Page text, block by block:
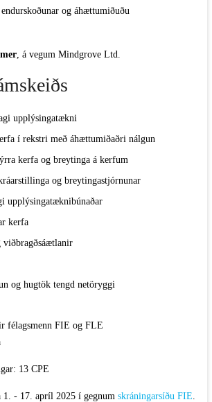
og áhættumiðuðu
, á vegum Mindgrove Ltd.
upplýsingatækni
í rekstri með áhættumiðaðri nálgun
kerfa og breytinga á kerfum
og breytingastjórnunar
upplýsingatæknibúnaðar
kerfa
viðbragðsáætlanir
og hugtök tengd netöryggi
félagsmenn FIE og FLE
13 CPE
1. - 17. apríl 2025 í gegnum skráningarsíðu FIE.